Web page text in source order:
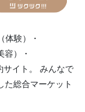
体験）
・
）
・
イト。
みんなで
た総合マーケット